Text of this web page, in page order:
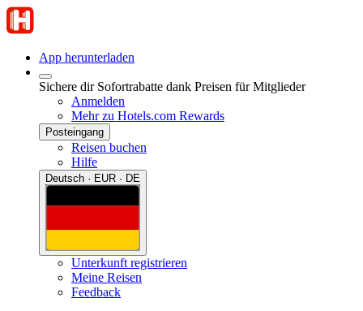
App herunterladen
Sichere dir Sofortrabatte dank Preisen für Mitglieder
Anmelden
Mehr zu Hotels.com Rewards
Posteingang
Reisen buchen
Hilfe
Deutsch · EUR · DE
Unterkunft registrieren
Meine Reisen
Feedback